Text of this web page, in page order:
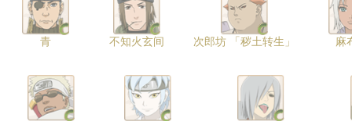
青 不知火玄间 次郎坊 「秽土转生」 麻